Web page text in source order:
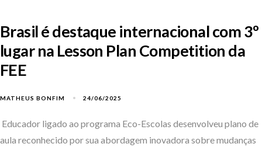
Brasil é destaque internacional com 3º
lugar na Lesson Plan Competition da
FEE
MATHEUS BONFIM 24/06/2025
Educador ligado ao programa Eco-Escolas desenvolveu plano de
aula reconhecido por sua abordagem inovadora sobre mudanças